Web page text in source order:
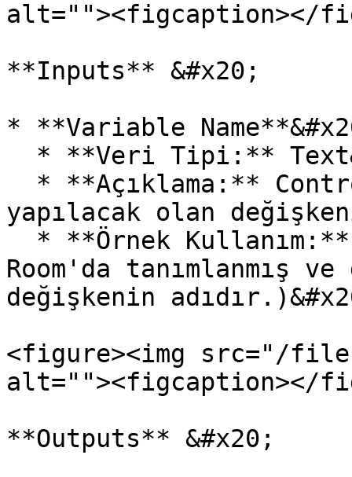
alt=""><figcaption></
**Inputs** &#x20;
* **Variable
yapılacak olan
Room'da tanımlanmış
değişkenin
<figure><img src="/files/
alt=""><figcaption></
**Outputs** &#x20;